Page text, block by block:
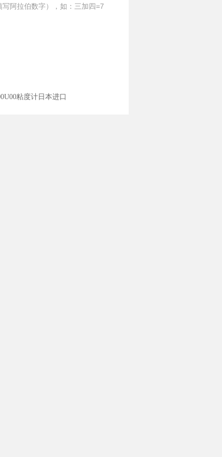
阿拉伯数字），如：三加四=7
粘度计日本进口